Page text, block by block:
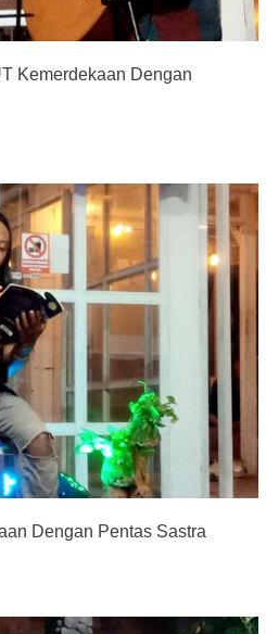
Kemerdekaan Dengan
Dengan Pentas Sastra